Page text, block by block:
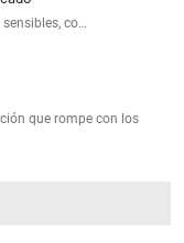
co…
que rompe con los